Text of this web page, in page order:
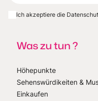
Ich akzeptiere die
Was zu tun ?
Höhepunkte
Sehenswürdikeiten &
Einkaufen